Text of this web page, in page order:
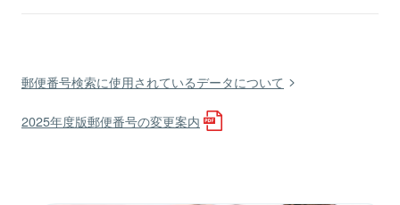
郵便番号検索に使用されているデータについて
2025年度版郵便番号の変更案内